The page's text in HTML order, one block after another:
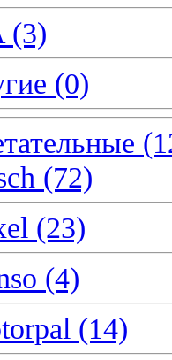
(3)
(0)
(72)
(23)
(4)
(14)